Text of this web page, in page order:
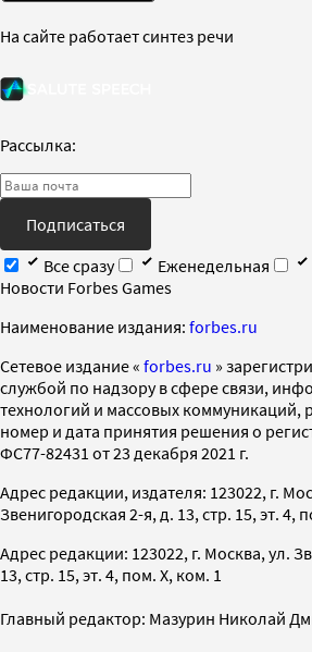
На сайте работает синтез речи
Рассылка:
Подписаться
Все сразу
Еженедельная
Новости Forbes Games
Наименование издания: forbes.ru
Cетевое издание « forbes.ru »
службой по надзору в сфере связи,
технологий и массовых коммуникаций,
номер и дата принятия решения о
ФС77-82431 от 23 декабря 2021 г.
Адрес редакции, издателя: 123022, г.
Звенигородская 2-я, д. 13, стр. 15, эт. 4,
Адрес редакции: 123022, г. Москва, ул.
13, стр. 15, эт. 4, пом. X, ком. 1
Главный редактор: Мазурин Николай